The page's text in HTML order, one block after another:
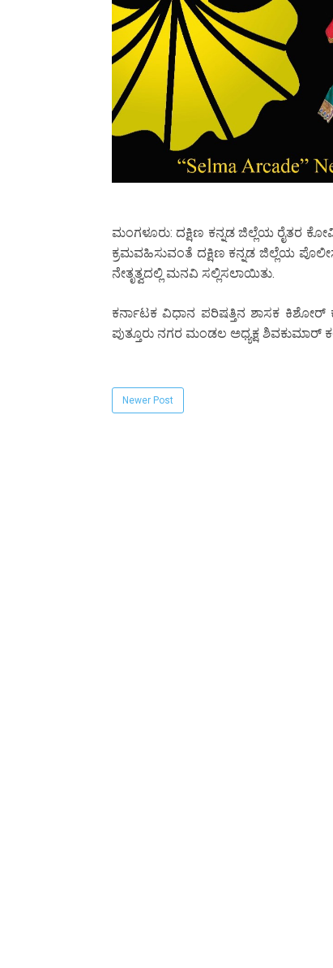
ಮಂಗಳೂರು: ದಕ್ಷಿಣ ಕನ್ನಡ ಜಿಲ್ಲೆಯ ರೈತರ
ಕ್ರಮವಹಿಸುವಂತೆ ದಕ್ಷಿಣ ಕನ್ನಡ ಜಿಲ್ಲೆಯ
ನೇತೃತ್ವದಲ್ಲಿ ಮನವಿ ಸಲ್ಲಿಸಲಾಯಿತು.
ಕರ್ನಾಟಕ ವಿಧಾನ ಪರಿಷತ್ತಿನ ಶಾಸಕ ಕಿಶೋರ್
ಪುತ್ತೂರು ನಗರ ಮಂಡಲ ಅಧ್ಯಕ್ಷ ಶಿವಕುಮಾರ್
Newer Post